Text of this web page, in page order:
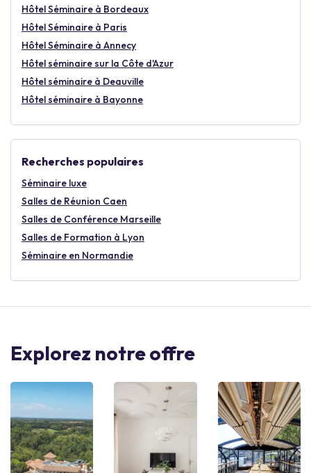
Hôtel Séminaire à Bordeaux
Hôtel Séminaire à Paris
Hôtel Séminaire à Annecy
Hôtel séminaire sur la Côte d'Azur
Hôtel séminaire à Deauville
Hôtel séminaire à Bayonne
Recherches populaires
Séminaire luxe
Salles de Réunion Caen
Salles de Conférence Marseille
Salles de Formation à Lyon
Séminaire en Normandie
Explorez notre offre